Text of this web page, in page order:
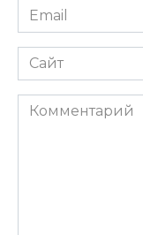
Email
*
Сайт
Комментарий